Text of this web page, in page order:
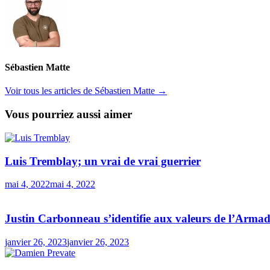
Sébastien Matte
Voir tous les articles de Sébastien Matte →
Vous pourriez aussi aimer
Luis Tremblay; un vrai de vrai guerrier
mai 4, 2022mai 4, 2022
Justin Carbonneau s’identifie aux valeurs de
janvier 26, 2023janvier 26, 2023